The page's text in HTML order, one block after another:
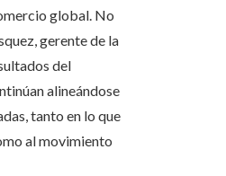
global. No
gerente de la
del
alineándose
tanto en lo que
al movimiento